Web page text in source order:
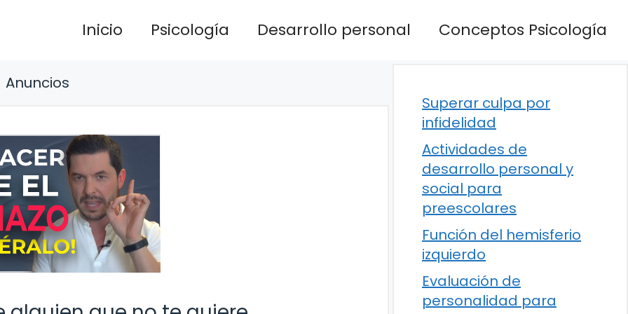
Inicio Psicología Desarrollo personal Conceptos Psicología
Anuncios
Superar culpa por
infidelidad
Actividades de
desarrollo personal y
social para
preescolares
Función del hemisferio
izquierdo
Evaluación de
personalidad para